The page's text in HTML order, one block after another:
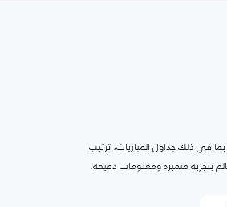
في ذلك جداول المباريات، ترتيب
بتجربة متميزة ومعلومات دقيقة.